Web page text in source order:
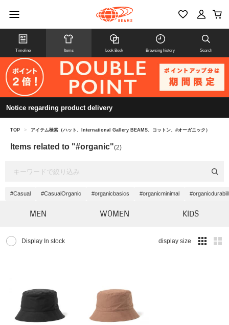
Timeline Items Look Book Browsing history Search
Notice regarding product delivery
TOP > アイテム検索（ハット、International Gallery BEAMS、コットン、#オーガニック）
Items related to "#organic"(2)
#Casual #CasualOrganic #organicbasics #organicminimal
MEN WOMEN KIDS
Display In stock display size